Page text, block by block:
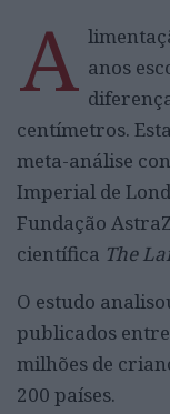
A anos
centímetros.
meta-análise
Imperial de
Fundação
científica The
O estudo
publicados entre
milhões de
200 países.